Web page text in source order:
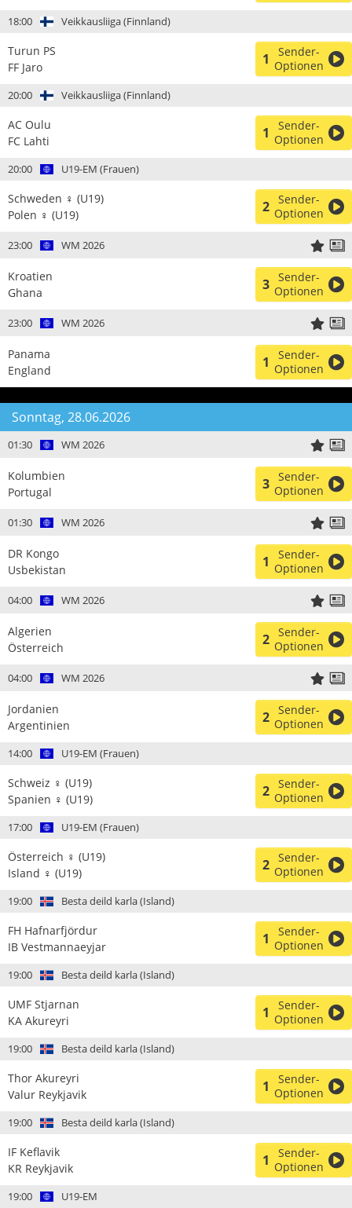
18:00 Veikkausliiga (Finnland)
Turun PS
FF Jaro
1
Sender-
Optionen
20:00 Veikkausliiga (Finnland)
AC Oulu
FC Lahti
1
Sender-
Optionen
20:00 U19-EM (Frauen)
Schweden ♀ (U19)
Polen ♀ (U19)
2 Sender-
Optionen
23:00 WM 2026
Kroatien
Ghana
3 Sender-
Optionen
23:00 WM 2026
Panama
England
1
Sender-
Optionen
Sonntag, 28.06.2026
01:30 WM 2026
Kolumbien
Portugal
3 Sender-
Optionen
01:30 WM 2026
DR Kongo
Usbekistan
1
Sender-
Optionen
04:00 WM 2026
Algerien
Österreich
2 Sender-
Optionen
04:00 WM 2026
Jordanien
Argentinien
2 Sender-
Optionen
14:00 U19-EM (Frauen)
Schweiz ♀ (U19)
Spanien ♀ (U19)
2 Sender-
Optionen
17:00 U19-EM (Frauen)
Österreich ♀ (U19)
Island ♀ (U19)
2 Sender-
Optionen
19:00 Besta deild karla (Island)
FH Hafnarfjördur
IB Vestmannaeyjar
1
Sender-
Optionen
19:00 Besta deild karla (Island)
UMF Stjarnan
KA Akureyri
1
Sender-
Optionen
19:00 Besta deild karla (Island)
Thor Akureyri
Valur Reykjavik
1
Sender-
Optionen
19:00 Besta deild karla (Island)
IF Keflavik
KR Reykjavik
1
Sender-
Optionen
19:00 U19-EM